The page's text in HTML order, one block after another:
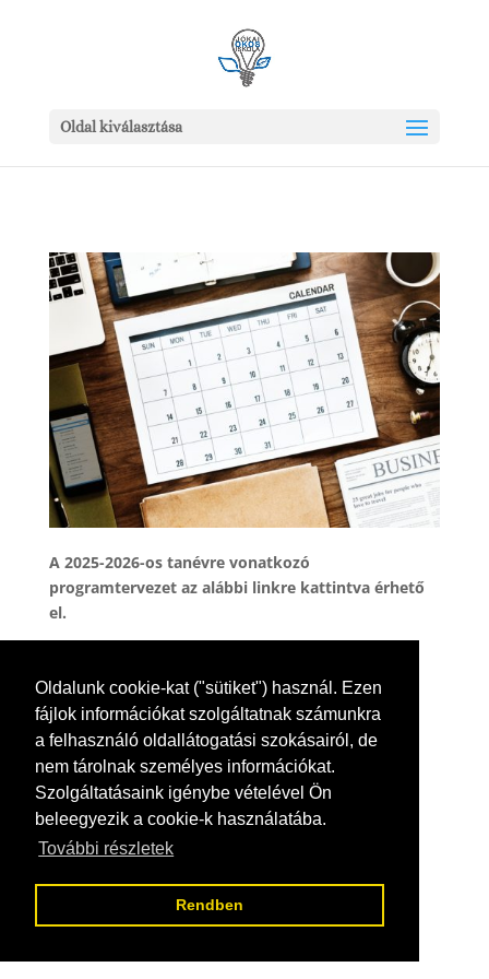
Oldalunk cookie-kat ("sütiket") használ. Ezen
fájlok információkat szolgáltatnak számunkra
a felhasználó oldallátogatási szokásairól, de
nem tárolnak személyes információkat.
Szolgáltatásaink igénybe vételével Ön
beleegyezik a cookie-k használatába.
További részletek
Rendben
Oldal kiválasztása
A 2025-2026-os tanévre vonatkozó
programtervezet az alábbi linkre kattintva érhető
el.